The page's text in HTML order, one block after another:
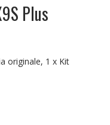
Plus
originale, 1 x Kit